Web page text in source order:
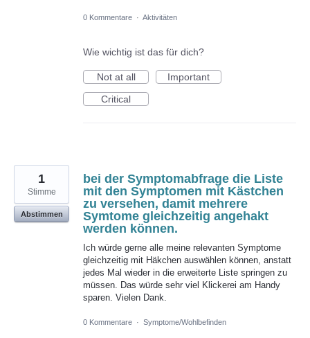
0 Kommentare · Aktivitäten
Wie wichtig ist das für dich?
Not at all
Important
Critical
bei der Symptomabfrage die Liste
mit den Symptomen mit Kästchen
zu versehen, damit mehrere
Symtome gleichzeitig angehakt
werden können.
Ich würde gerne alle meine relevanten Symptome
gleichzeitig mit Häkchen auswählen können, anstatt
jedes Mal wieder in die erweiterte Liste springen zu
müssen. Das würde sehr viel Klickerei am Handy
sparen. Vielen Dank.
1
Stimme
Abstimmen
0 Kommentare · Symptome/Wohlbefinden